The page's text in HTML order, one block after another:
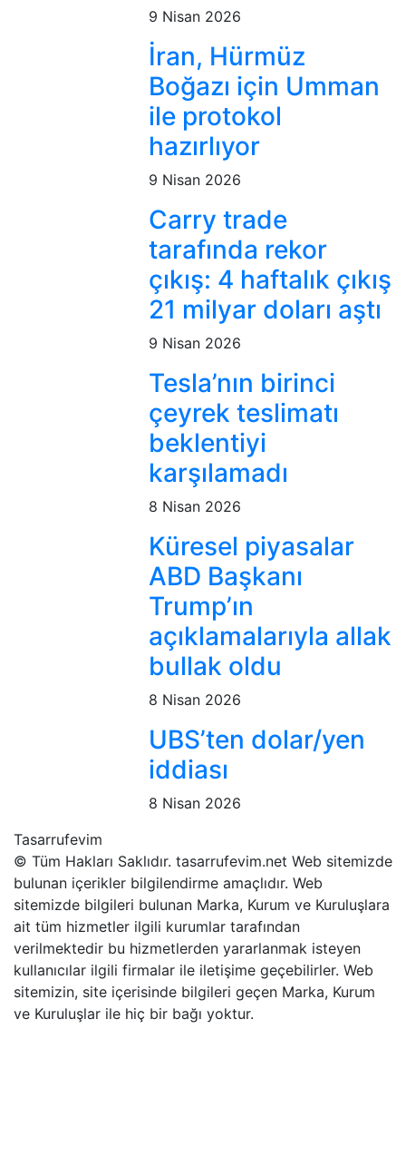
9 Nisan 2026
İran, Hürmüz
Boğazı için Umman
ile protokol
hazırlıyor
9 Nisan 2026
Carry trade
tarafında rekor
çıkış: 4 haftalık çıkış
21 milyar doları aştı
9 Nisan 2026
Tesla’nın birinci
çeyrek teslimatı
beklentiyi
karşılamadı
8 Nisan 2026
Küresel piyasalar
ABD Başkanı
Trump’ın
açıklamalarıyla allak
bullak oldu
8 Nisan 2026
UBS’ten dolar/yen
iddiası
8 Nisan 2026
Tasarrufevim
© Tüm Hakları Saklıdır. tasarrufevim.net Web sitemizde
bulunan içerikler bilgilendirme amaçlıdır. Web
sitemizde bilgileri bulunan Marka, Kurum ve Kuruluşlara
ait tüm hizmetler ilgili kurumlar tarafından
verilmektedir bu hizmetlerden yararlanmak isteyen
kullanıcılar ilgili firmalar ile iletişime geçebilirler. Web
sitemizin, site içerisinde bilgileri geçen Marka, Kurum
ve Kuruluşlar ile hiç bir bağı yoktur.